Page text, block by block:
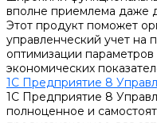
вполне приемлема даже
Этот продукт поможет
управленческий учет на
оптимизации
экономических
1С Предприятие 8
1С Предприятие 8
полноценное и